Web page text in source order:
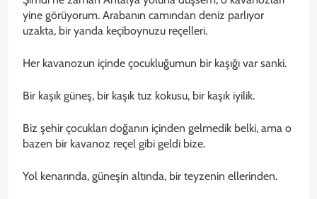
yine görüyorum. Arabanın camından deniz parlıyor
uzakta, bir yanda keçiboynuzu reçelleri.
Her kavanozun içinde çocukluğumun bir kaşığı var sanki.
Bir kaşık güneş, bir kaşık tuz kokusu, bir kaşık iyilik.
Biz şehir çocukları doğanın içinden gelmedik belki, ama o
bazen bir kavanoz reçel gibi geldi bize.
Yol kenarında, güneşin altında, bir teyzenin ellerinden.